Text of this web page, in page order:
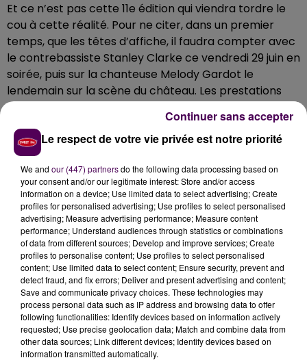
Et ce n’est pas cette 11e édition qui viendra tordre le
cou à cette réalité. Pour ne citer, dans un premier
temps, que les têtes d’affiche, il faudra compter avec
le contrebassiste Stanley Clarke ce vendredi 29 juin en
soirée, puis sur la chanteuse Melody Gardot le
lendemain sur la scène du château. Les prestations
des deux artistes seront ouvertes respectivement par
le pianiste Jean-Christophe Cholet, puis par le
saxophoniste Sylvain Rifflet. " Nous proposons en tout
vingt concerts, dont seize gratuits"
ces derniers se tiennent sur la place de l’église de
Cheverny.
Les enfants en ouverture
Les premières voix de Jazzin’ 2018 seront bien jeunes,
et pour cause ! Le festival débute ce jeudi 28 juin à
18h30 avec"Jazzin’ Mômes", où quand des enfants
reprennent des standards de jazz. "Il s’agit d’enfants
de 6 à 14 ans de l’école de Cour-Cheverny, de
l’école de musique, ainsi que deux classes de CM2
de Blois".Pour les chaperonner, outre leurs
professeurs, ils seront accompagnés de Cédric
Le respect de votre vie privée est notre priorité
We and our (447) partnersdo the following data processing based on
your consent and/or our legitimate interest: Store and/or access
information on a device; Use limited data to select advertising; Create
profiles for personalised advertising; Use profiles to select personalised
advertising; Measure advertising performance; Measure content
performance; Understand audiences through statistics or combinations
of data from different sources; Develop and improve services; Create
profiles to personalise content; Use profiles to select personalised
content; Use limited data to select content; Ensure security, prevent and
detect fraud, and fix errors; Deliver and present advertising and content;
Save and communicate privacy choices. These technologies may
process personal data such as IP address and browsing data to offer
following functionalities: Identify devices based on information actively
requested; Use precise geolocation data; Match and combine data from
other data sources; Link different devices; Identify devices based on
information transmitted automatically.
Continuer sans accepter